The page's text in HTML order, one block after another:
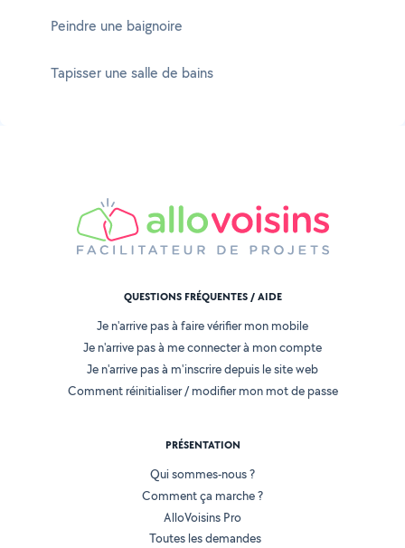
Peindre une baignoire
Tapisser une salle de bains
QUESTIONS FRÉQUENTES / AIDE
Je n'arrive pas à faire vérifier mon mobile
Je n'arrive pas à me connecter à mon compte
Je n'arrive pas à m'inscrire depuis le site web
Comment réinitialiser / modifier mon mot de passe
PRÉSENTATION
Qui sommes-nous ?
Comment ça marche ?
AlloVoisins Pro
Toutes les demandes